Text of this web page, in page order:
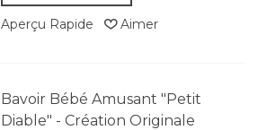
Aperçu Rapide Aimer
Bavoir Bébé Amusant "Petit
Diable" - Création Originale